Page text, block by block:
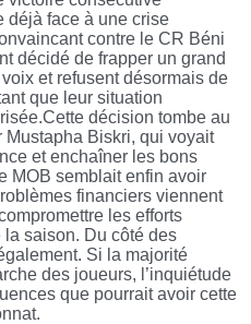
déjà face à une crise
contre le CR Béni
décidé de frapper un grand
et refusent désormais de
que leur situation
décision tombe au
Mustapha Biskri, qui voyait
et enchaîner les bons
MOB semblait enfin avoir
financiers viennent
les efforts
la saison. Du côté des
Si la majorité
des joueurs, l’inquiétude
que pourrait avoir cette